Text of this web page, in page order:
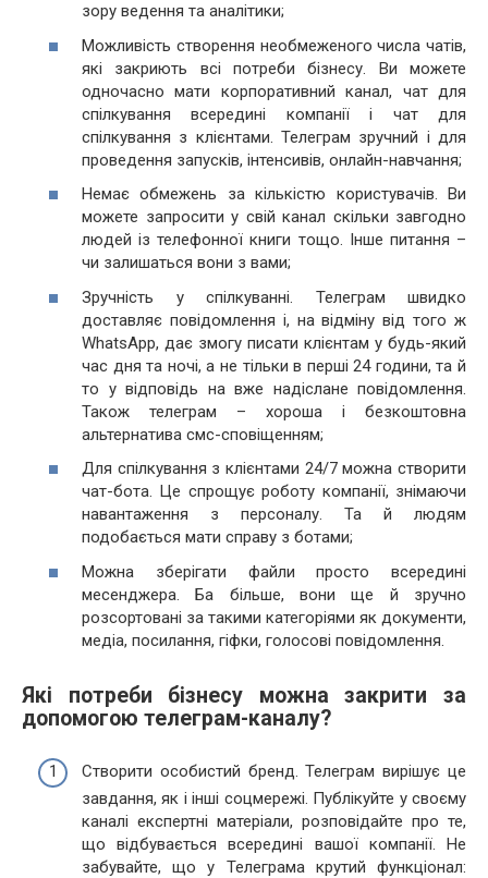
зору ведення та аналітики;
Можливість створення необмеженого числа чатів,
які закриють всі потреби бізнесу. Ви можете
одночасно мати корпоративний канал, чат для
спілкування всередині компанії і чат для
спілкування з клієнтами. Телеграм зручний і для
проведення запусків, інтенсивів, онлайн-навчання;
Немає обмежень за кількістю користувачів. Ви
можете запросити у свій канал скільки завгодно
людей із телефонної книги тощо. Інше питання –
чи залишаться вони з вами;
Зручність у спілкуванні. Телеграм швидко
доставляє повідомлення і, на відміну від того ж
WhatsApp, дає змогу писати клієнтам у будь-який
час дня та ночі, а не тільки в перші 24 години, та й
то у відповідь на вже надіслане повідомлення.
Також телеграм – хороша і безкоштовна
альтернатива смс-сповіщенням;
Для спілкування з клієнтами 24/7 можна створити
чат-бота. Це спрощує роботу компанії, знімаючи
навантаження з персоналу. Та й людям
подобається мати справу з ботами;
Можна зберігати файли просто всередині
месенджера. Ба більше, вони ще й зручно
розсортовані за такими категоріями як документи,
медіа, посилання, гіфки, голосові повідомлення.
Які потреби бізнесу можна закрити за
допомогою телеграм-каналу?
Створити особистий бренд. Телеграм вирішує це
завдання, як і інші соцмережі. Публікуйте у своєму
каналі експертні матеріали, розповідайте про те,
що відбувається всередині вашої компанії. Не
забувайте, що у Телеграма крутий функціонал: